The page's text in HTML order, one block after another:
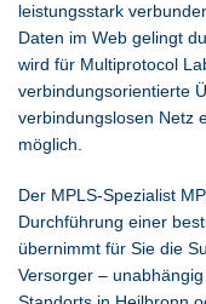
leistungsstark
Daten im Web gelingt
wird für Multiprotocol
verbindungsorientierte
verbindungslosen Netz
möglich.
Der MPLS-Spezialist
Durchführung einer
übernimmt für Sie die
Versorger –